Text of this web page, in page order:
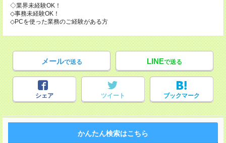
◇業界未経験OK！
◇事務未経験OK！
◇PCを使った業務のご経験がある方
メールで送る LINEで送る
シェア ツイート ブックマーク
かんたん検索はこちら